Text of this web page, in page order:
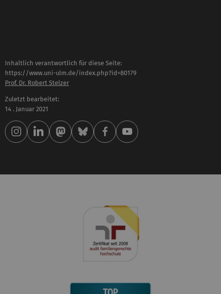
Inhaltlich verantwortlich für diese Seite:
https://www.uni-ulm.de/index.php?id=80179
Prof. Dr. Robert Stelzer
Zuletzt bearbeitet:
14 . Januar 2021